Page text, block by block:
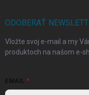
ODOBERAŤ
Vložte svoj e-mail a my
produktoch na našom e-
EMAIL